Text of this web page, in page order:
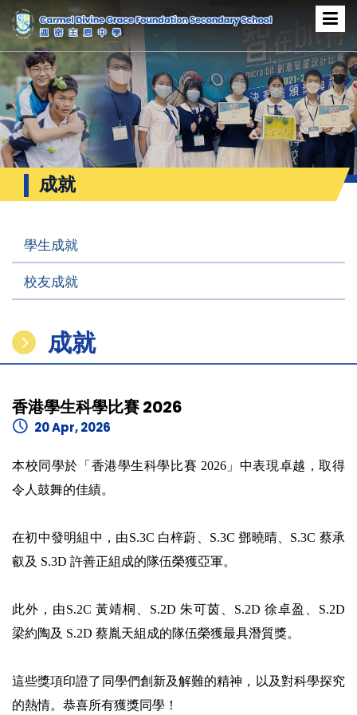
成就
學生成就
校友成就
成就
香港學生科學比賽 2026
20 Apr, 2026
本校同學於「香港學生科學比賽 2026」中表現卓越，取得
令人鼓舞的佳績。
在初中發明組中，由S.3C 白梓蔚、S.3C 鄧曉晴、S.3C 蔡承
叡及 S.3D 許善正組成的隊伍榮獲亞軍。
此外，由S.2C 黃靖桐、S.2D 朱可茵、S.2D 徐卓盈、S.2D
梁約陶及 S.2D 蔡胤天組成的隊伍榮獲最具潛質獎。
這些獎項印證了同學們創新及解難的精神，以及對科學探究
的熱情。恭喜所有獲獎同學！